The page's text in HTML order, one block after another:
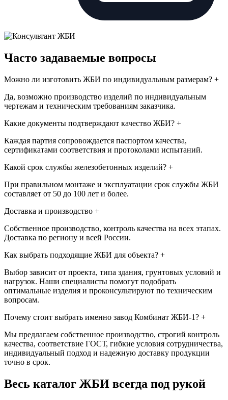
Часто задаваемые вопросы
Можно ли изготовить ЖБИ по индивидуальным размерам? +
Да, возможно производство изделий по индивидуальным
чертежам и техническим требованиям заказчика.
Какие документы подтверждают качество ЖБИ? +
Каждая партия сопровождается паспортом качества,
сертификатами соответствия и протоколами испытаний.
Какой срок службы железобетонных изделий? +
При правильном монтаже и эксплуатации срок службы ЖБИ
составляет от 50 до 100 лет и более.
Доставка и производство +
Собственное производство, контроль качества на всех этапах.
Доставка по региону и всей России.
Как выбрать подходящие ЖБИ для объекта? +
Выбор зависит от проекта, типа здания, грунтовых условий и
нагрузок. Наши специалисты помогут подобрать
оптимальные изделия и проконсультируют по техническим
вопросам.
Почему стоит выбрать именно завод Комбинат ЖБИ-1? +
Мы предлагаем собственное производство, строгий контроль
качества, соответствие ГОСТ, гибкие условия сотрудничества,
индивидуальный подход и надежную доставку продукции
точно в срок.
Весь каталог ЖБИ всегда под рукой